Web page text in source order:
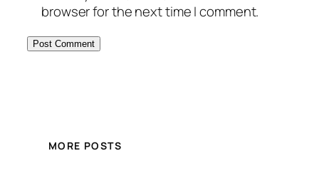
browser for the next time I comment.
MORE POSTS